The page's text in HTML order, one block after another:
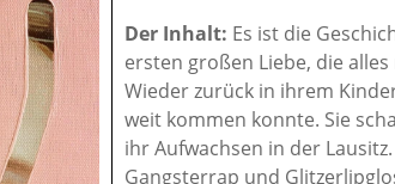
Der Inhalt: Es ist die
ersten großen Liebe, die
Wieder zurück in ihrem
weit kommen konnte. Sie
ihr Aufwachsen in der
Gangsterrap und